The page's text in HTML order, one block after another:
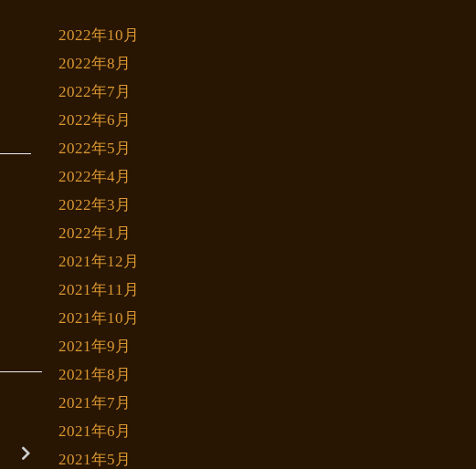
2022年10月
2022年8月
2022年7月
2022年6月
2022年5月
2022年4月
2022年3月
2022年1月
2021年12月
2021年11月
2021年10月
2021年9月
2021年8月
2021年7月
2021年6月
2021年5月